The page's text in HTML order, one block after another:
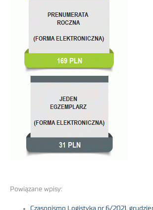
Powiązane wpisy:
Czasopismo Logistyka nr 6/2021,